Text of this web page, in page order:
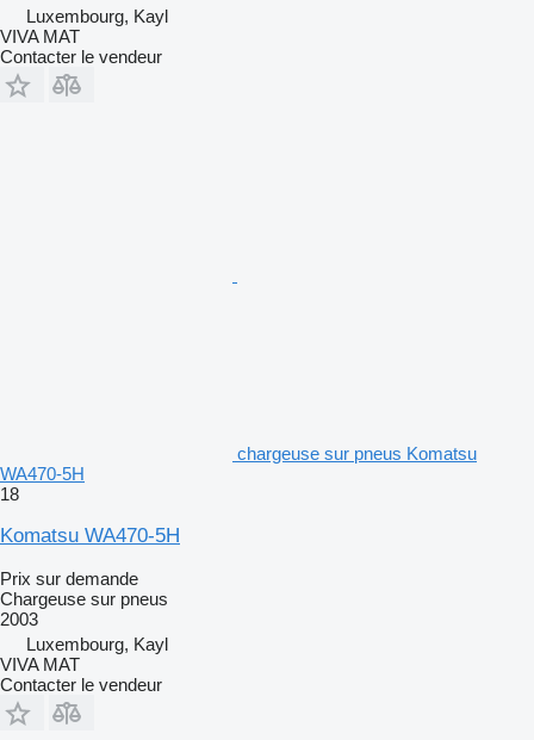
Luxembourg, Kayl
VIVA MAT
Contacter le vendeur
chargeuse sur pneus Komatsu
WA470-5H
18
Komatsu WA470-5H
Prix sur demande
Chargeuse sur pneus
2003
Luxembourg, Kayl
VIVA MAT
Contacter le vendeur